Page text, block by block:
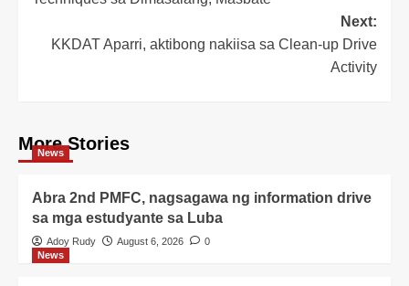
Next:
KKDAT Aparri, aktibong nakiisa sa Clean-up Drive
Activity
More Stories
News
Abra 2nd PMFC, nagsagawa ng information drive
sa mga estudyante sa Luba
Adoy Rudy August 6, 2026
0
News